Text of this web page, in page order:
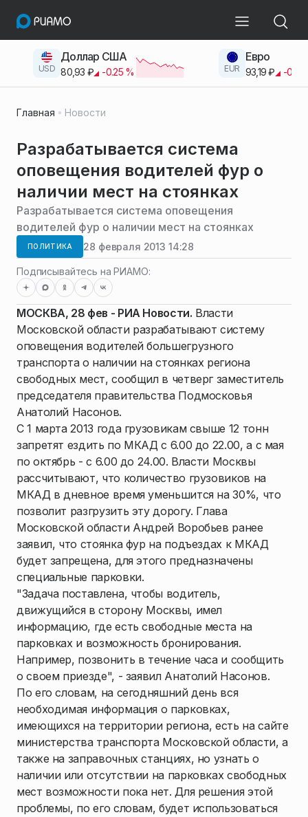
USD
Доллар США
80,93 ₽ -0.25% EUR
Евро
93,19 ₽ -0.42
Главная Новости
Разрабатывается система
оповещения водителей фур о
наличии мест на стоянках
Разрабатывается система оповещения
водителей фур о наличии мест на стоянках
ПОЛИТИКА 28 февраля 2013 14:28
Подписывайтесь на РИАМО:
МОСКВА, 28 фев - РИА Новости. Власти
Московской области разрабатывают систему
оповещения водителей большегрузного
транспорта о наличии на стоянках региона
свободных мест, сообщил в четверг заместитель
председателя правительства Подмосковья
Анатолий Насонов.
С 1 марта 2013 года грузовикам свыше 12 тонн
запретят ездить по МКАД с 6.00 до 22.00, а с мая
по октябрь - с 6.00 до 24.00. Власти Москвы
рассчитывают, что количество грузовиков на
МКАД в дневное время уменьшится на 30%, что
позволит разгрузить эту дорогу. Глава
Московской области Андрей Воробьев ранее
заявил, что стоянка фур на подъездах к МКАД
будет запрещена, для этого предназначены
специальные парковки.
"Задача поставлена, чтобы водитель,
движущийся в сторону Москвы, имел
информацию, где есть свободные места на
парковках и возможность бронирования.
Например, позвонить в течение часа и сообщить
о своем приезде", - заявил Анатолий Насонов.
По его словам, на сегодняшний день вся
необходимая информация о парковках,
имеющихся на территории региона, есть на сайте
министерства транспорта Московской области, а
также на заправочных станциях, но узнать о
наличии или отсутствии на парковках свободных
мест возможности пока нет. Для решения этой
проблемы, по его словам, будет использоваться